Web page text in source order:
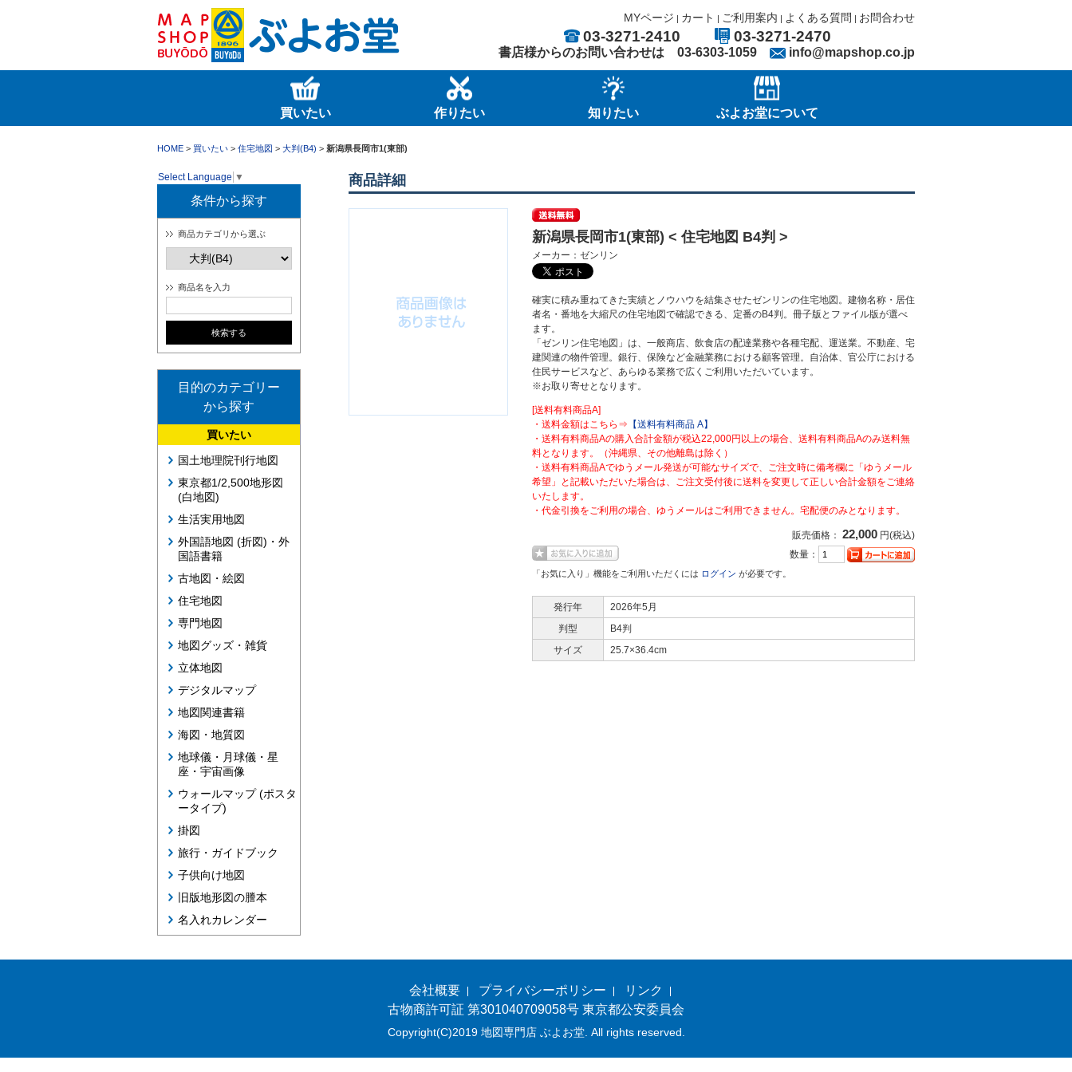
MYページ | カート | ご利用案内 | よくある質問 | お問合わせ
03-3271-2410 03-3271-2470
書店様からのお問い合わせは 03-6303-1059 info@mapshop.co.jp
買いたい 作りたい 知りたい ぶよお堂について
HOME > 買いたい > 住宅地図 > 大判(B4) > 新潟県長岡市1(東部)
Select Language ▼
条件から探す
商品カテゴリから選ぶ
商品名を入力
目的のカテゴリー
から探す
買いたい
国土地理院刊行地図
東京都1/2,500地形図
(白地図)
生活実用地図
外国語地図 (折図)・外
国語書籍
古地図・絵図
住宅地図
専門地図
地図グッズ・雑貨
立体地図
デジタルマップ
地図関連書籍
海図・地質図
地球儀・月球儀・星
座・宇宙画像
ウォールマップ (ポスタ
ータイプ)
掛図
旅行・ガイドブック
子供向け地図
旧版地形図の謄本
名入れカレンダー
商品詳細
新潟県長岡市1(東部) < 住宅地図 B4判 >
メーカー：ゼンリン
確実に積み重ねてきた実績とノウハウを結集させたゼンリンの住宅地図。建物名称・居住
者名・番地を大縮尺の住宅地図で確認できる、定番のB4判。冊子版とファイル版が選べ
ます。
「ゼンリン住宅地図」は、一般商店、飲食店の配達業務や各種宅配、運送業。不動産、宅
建関連の物件管理。銀行、保険など金融業務における顧客管理。自治体、官公庁における
住民サービスなど、あらゆる業務で広くご利用いただいています。
※お取り寄せとなります。
[送料有料商品A]
・送料金額はこちら⇒ 【送料有料商品 A】
・送料有料商品Aの購入合計金額が税込22,000円以上の場合、送料有料商品Aのみ送料無
料となります。（沖縄県、その他離島は除く）
・送料有料商品Aでゆうメール発送が可能なサイズで、ご注文時に備考欄に「ゆうメール
希望」と記載いただいた場合は、ご注文受付後に送料を変更して正しい合計金額をご連絡
いたします。
・代金引換をご利用の場合、ゆうメールはご利用できません。宅配便のみとなります。
販売価格： 22,000 円(税込)
数量：
「お気に入り」機能をご利用いただくには ログイン が必要です。
発行年
2026年5月
判型
B4判
サイズ
25.7×36.4cm
会社概要 プライバシーポリシー
リンク
古物商許可証 第301040709058号 東京都公安委員会
Copyright(C)2019 地図専門店 ぶよお堂. All rights reserved.